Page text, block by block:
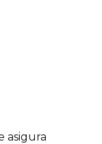
asigura